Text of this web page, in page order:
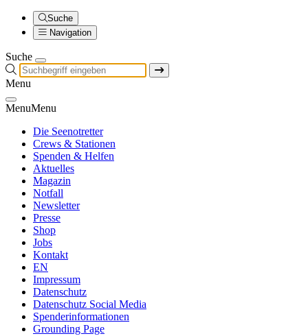
Suche
Navigation
Suche
Menu
MenuMenu
Die Seenotretter
Crews & Stationen
Spenden & Helfen
Aktuelles
Magazin
Notfall
Newsletter
Presse
Shop
Jobs
Kontakt
EN
Impressum
Datenschutz
Datenschutz Social Media
Spenderinformationen
Grounding Page